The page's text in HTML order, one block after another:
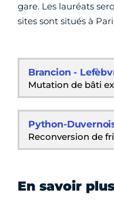
gare. Les lauréats
sites sont situés à
Brancion -
Mutation de bâti
Python-
Reconversion de
En savoir plus